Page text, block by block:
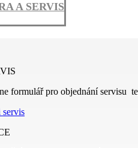
A SERVIS
formulář pro objednání servisu
servis